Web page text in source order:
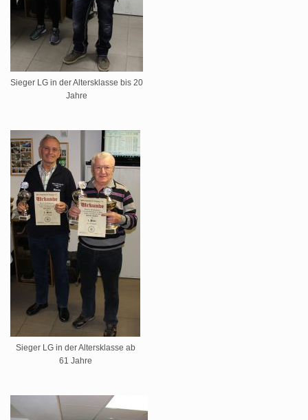
Sieger LG in der Altersklasse bis 20
Jahre
Sieger LG in der Altersklasse ab
61 Jahre